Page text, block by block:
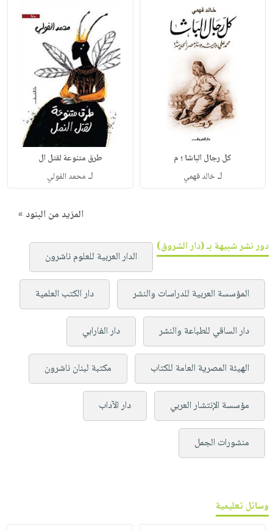
كل رجال الباشا ؛ م
لـخالد فهمي
طرق متنوعة لقتل ال
لـ محمد الفولي
المزيد من البنود »
دور نشر شبيهة بـ (دار الشروق)
الدار العربية للعلوم ناشرون
المؤسسة العربية للدراسات والنشر دار الكتب العلمية
دار الساقي للطباعة والنشر دار الفارابي
الهيئة المصرية العامة للكتاب مكتبة لبنان ناشرون
مؤسسة الإنتشار العربي دار الآداب
منشورات الجمل
وسائل تعليمية